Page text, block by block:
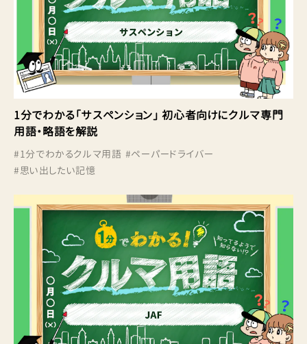
1分でわかる「サスペンション」 初心者向けにクルマ専門
用語・略語を解説
#1分でわかるクルマ用語 #ペーパードライバー
#思い出したい記憶